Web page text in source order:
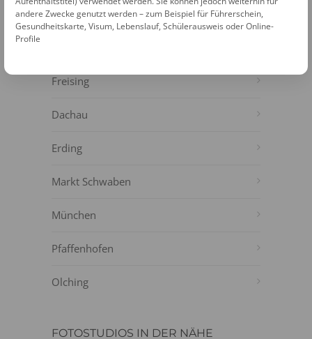
WEITERE FOTOAUTOMATEN IN DER
NÄHE
Freising
Dachau
Erding
Markt Schwaben
München
Pfaffenhofen
Olching
FOTOSTUDIOS IN DER NÄHE
andere Zwecke genutzt werden – zum Beispiel für Führerschein,
Gesundheitskarte, Visum, Lebenslauf, Schülerausweis oder Online-
Profile